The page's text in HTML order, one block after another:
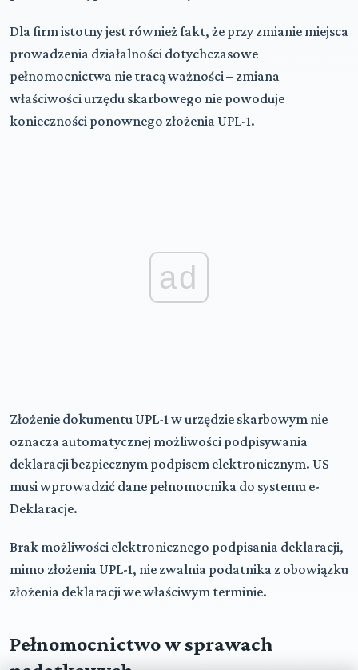
Dla firm istotny jest również fakt, że przy zmianie miejsca
prowadzenia działalności dotychczasowe
pełnomocnictwa nie tracą ważności – zmiana
właściwości urzędu skarbowego nie powoduje
konieczności ponownego złożenia UPL-1.
ad
Złożenie dokumentu UPL-1 w urzędzie skarbowym nie
oznacza automatycznej możliwości podpisywania
deklaracji bezpiecznym podpisem elektronicznym. US
musi wprowadzić dane pełnomocnika do systemu e-
Deklaracje.
Brak możliwości elektronicznego podpisania deklaracji,
mimo złożenia UPL-1, nie zwalnia podatnika z obowiązku
złożenia deklaracji we właściwym terminie.
Pełnomocnictwo w sprawach